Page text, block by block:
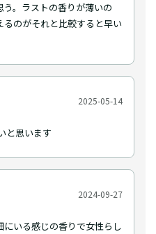
。ラストの香りが薄いの
のがそれと比較すると早い
2025-05-14
と思います
2024-09-27
いる感じの香りで女性らし